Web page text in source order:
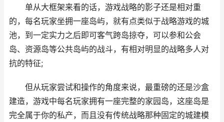
单从大框架来看的话，游戏战略的影子还是相对重
的，每名玩家坐拥一座岛屿，就有点类似于战略游戏的城
池，到一定实力之后即可客气跨岛掠夺，可以参和公会
岛、资源岛等公共岛屿的战斗，有相对明显的战略多人对
抗的特征;
但从玩家尝试和操作的角度来说，最重磅的还是沙盒
建造，游戏中每名玩家拥有一座完整的家园岛，这座岛是
完全属于你的私产，而且没有传统战略那种固定的城建模